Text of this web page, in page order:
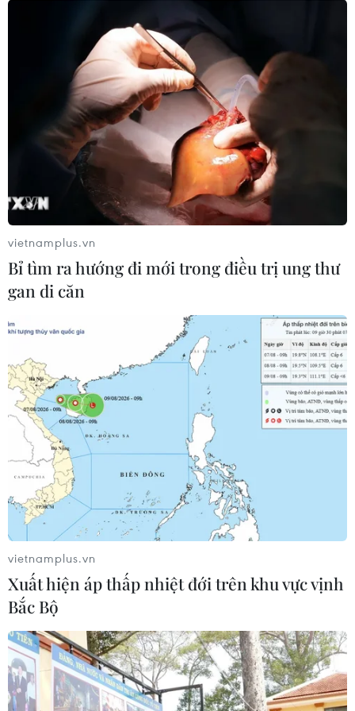
vietnamplus.vn
Bỉ tìm ra hướng đi mới trong điều trị ung thư
gan di căn
vietnamplus.vn
Xuất hiện áp thấp nhiệt đới trên khu vực vịnh
Bắc Bộ